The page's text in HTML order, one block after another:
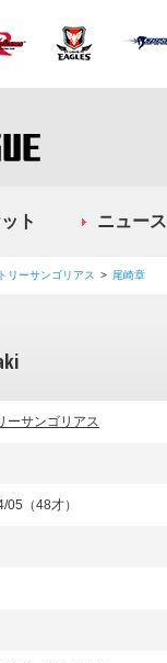
ト ニュース
リーサンゴリアス 尾崎章
ーサンゴリアス
05（48才）